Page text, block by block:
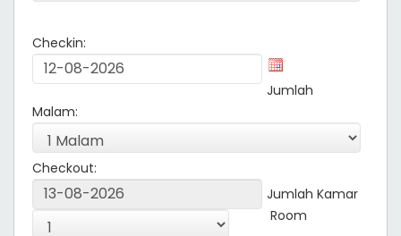
Checkin:
Jumlah
Malam:
Checkout:
Jumlah Kamar
Room